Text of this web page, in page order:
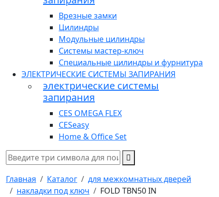
Врезные замки
Цилиндры
Модульные цилиндры
Системы мастер-ключ
Специальные цилиндры и фурнитура
ЭЛЕКТРИЧЕСКИЕ СИСТЕМЫ ЗАПИРАНИЯ
электрические системы
запирания
CES OMEGA FLEX
CESeasy
Home & Office Set
Главная Каталог
для межкомнатных дверей
накладки под ключ
FOLD TBN50 IN